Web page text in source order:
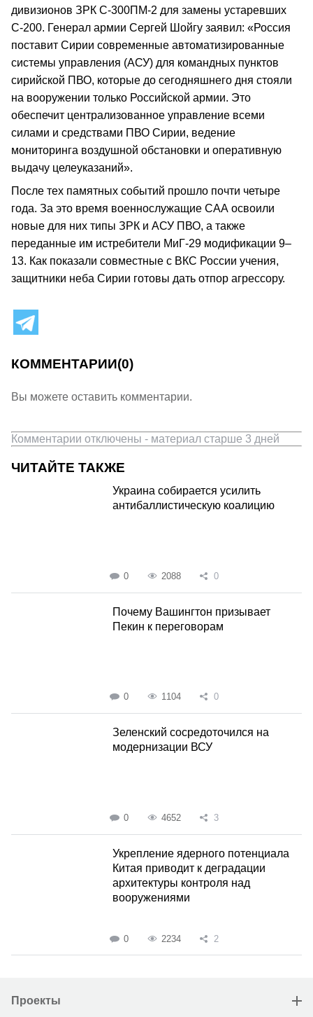
дивизионов ЗРК С-300ПМ-2 для замены устаревших
С-200. Генерал армии Сергей Шойгу заявил: «Россия
поставит Сирии современные автоматизированные
системы управления (АСУ) для командных пунктов
сирийской ПВО, которые до сегодняшнего дня стояли
на вооружении только Российской армии. Это
обеспечит централизованное управление всеми
силами и средствами ПВО Сирии, ведение
мониторинга воздушной обстановки и оперативную
выдачу целеуказаний».
После тех памятных событий прошло почти четыре
года. За это время военнослужащие САА освоили
новые для них типы ЗРК и АСУ ПВО, а также
переданные им истребители МиГ-29 модификации 9–
13. Как показали совместные с ВКС России учения,
защитники неба Сирии готовы дать отпор агрессору.
КОММЕНТАРИИ(0)
Вы можете оставить комментарии.
Комментарии отключены - материал старше 3 дней
ЧИТАЙТЕ ТАКЖЕ
Украина собирается усилить
антибаллистическую коалицию
0 2088 0
Почему Вашингтон призывает
Пекин к переговорам
0 1104 0
Зеленский сосредоточился на
модернизации ВСУ
0 4652 3
Укрепление ядерного потенциала
Китая приводит к деградации
архитектуры контроля над
вооружениями
0 2234 2
Проекты